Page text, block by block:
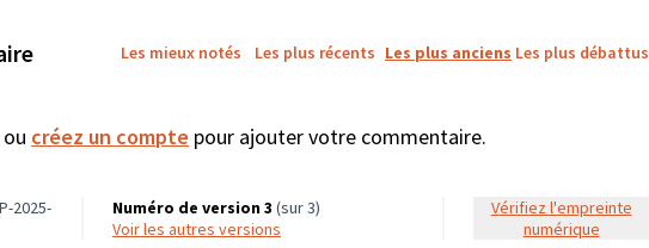
Les mieux notés Les plus récents Les plus anciens Les plus débattus
ou créez un compte pour ajouter votre commentaire.
2025-
Numéro de version 3 (sur 3)
voir les autres versions
Vérifiez l'empreinte
numérique